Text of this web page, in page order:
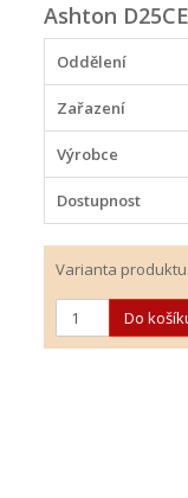
Ashton
Oddělení
Zařazení
Výrobce
Dostupnost
Varianta produktu